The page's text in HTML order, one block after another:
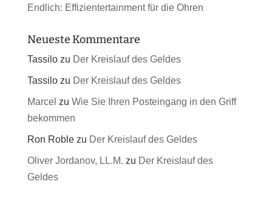
Endlich: Effizientertainment für die Ohren
Neueste Kommentare
Tassilozu Der Kreislauf des Geldes
Tassilozu Der Kreislauf des Geldes
Marcel zu Wie Sie Ihren Posteingang in den Griff
bekommen
Ron Roblezu Der Kreislauf des Geldes
Oliver Jordanov, LL.M. zu Der Kreislauf des
Geldes